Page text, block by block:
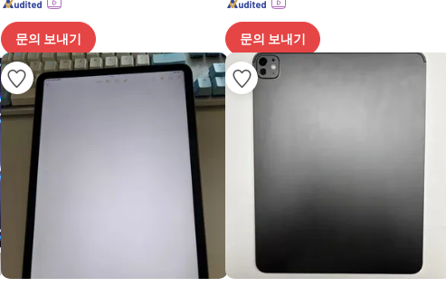
문의 보내기 문의 보내기